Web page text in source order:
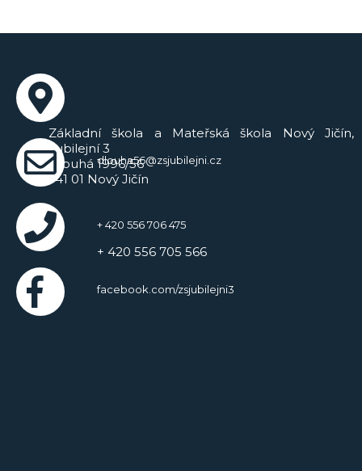
Základní škola a Mateřská škola Nový Jičín,
Jubilejní 3
Dlouhá 1996/56
741 01 Nový Jičín
dlouha56@zsjubilejni.cz
+ 420 556 706 475
+ 420 556 705 566
facebook.com/zsjubilejni3